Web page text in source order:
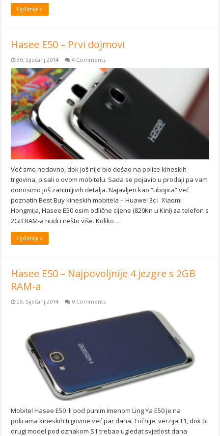
Opširnije »
Hasee E50 – Prvi dojmovi
30. Siječanj 2014 4 Comments
Već smo nedavno, dok još nije bio došao na police kineskih
trgovina, pisali o ovom mobitelu. Sada se pojavio u prodaji pa vam
donosimo još zanimljivih detalja. Najavljen kao “ubojica” već
poznatih Best Buy kineskih mobitela – Huawei 3c i Xiaomi
Hongmija, Hasee E50 osim odlične cijene (820Kn u Kini) za telefon s
2GB RAM-a nudi i nešto više. Koliko …
Opširnije »
Hasee E50 – Najpovoljnije 4 jezgre s 2GB
RAM-a
25. Siječanj 2014 0 Comments
Mobitel Hasee E50 ili pod punim imenom Ling Ya E50 je na
policama kineskih trgovine već par dana. Točnije, verzija T1, dok bi
drugi model pod oznakom S1 trebao ugledat svjetlost dana